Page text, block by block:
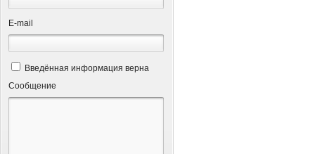
Е-mail
Введённая информация верна
Сообщение